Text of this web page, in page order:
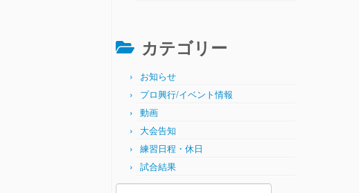
カテゴリー
お知らせ
プロ興行/イベント情報
動画
大会告知
練習日程・休日
試合結果